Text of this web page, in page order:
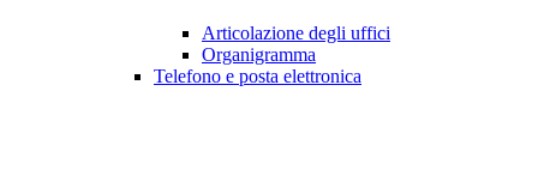
Articolazione degli uffici
Organigramma
Telefono e posta elettronica